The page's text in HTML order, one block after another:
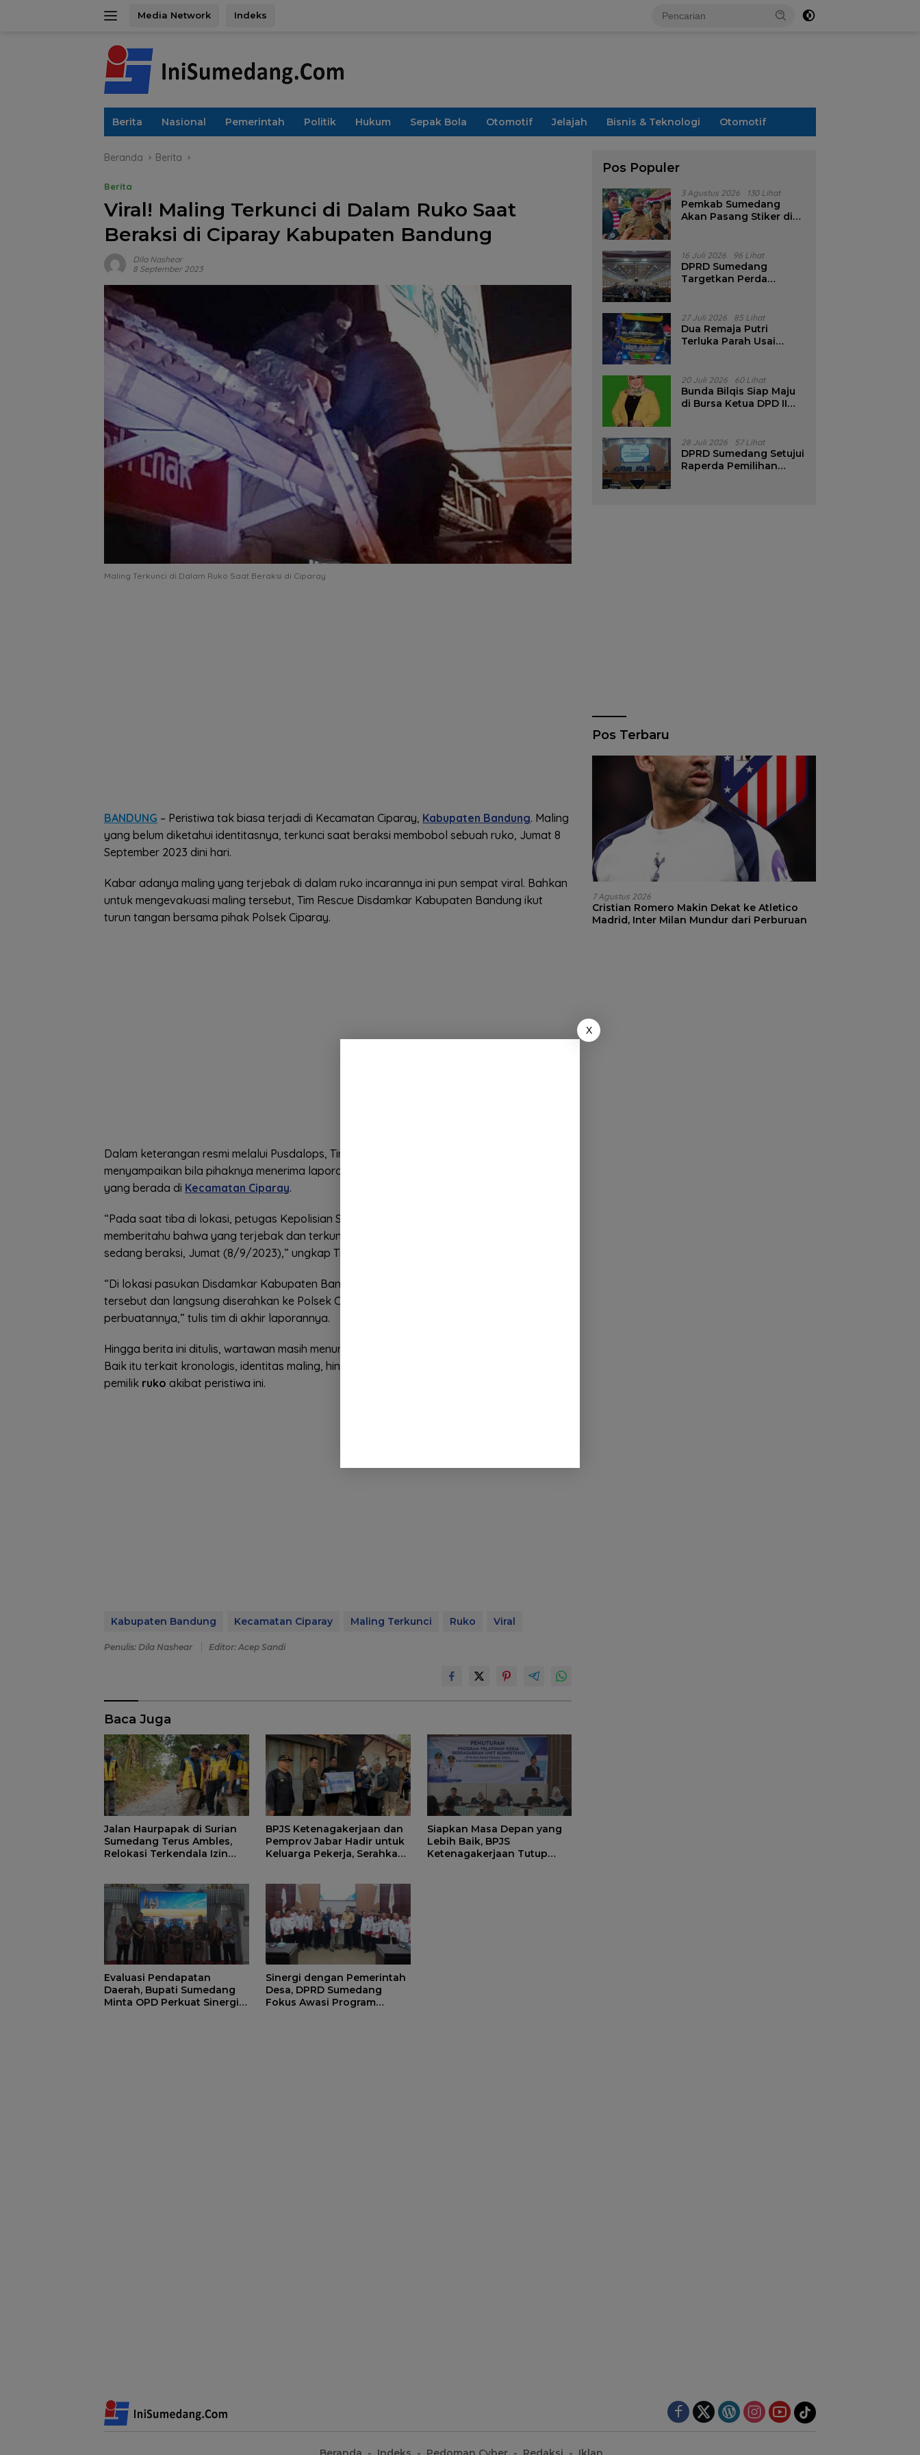
Media Network Indeks
Berita Nasional Pemerintah Politik Hukum Sepak Bola Otomotif Jelajah Bisnis & Teknologi Otomotif
Beranda Berita
Berita
Viral! Maling Terkunci di Dalam Ruko Saat
Beraksi di Ciparay Kabupaten Bandung
Dila Nashear
8 September 2023
Maling Terkunci di Dalam Ruko Saat Beraksi di Ciparay
BANDUNG – Peristiwa tak biasa terjadi di Kecamatan Ciparay, Kabupaten Bandung. Maling
yang belum diketahui identitasnya, terkunci saat beraksi membobol sebuah ruko, Jumat 8
September 2023 dini hari.
Kabar adanya maling yang terjebak di dalam ruko incarannya ini pun sempat viral. Bahkan
untuk mengevakuasi maling tersebut, Tim Rescue Disdamkar Kabupaten Bandung ikut
turun tangan bersama pihak Polsek Ciparay.
Dalam keterangan resmi melalui Pusdalops, Tim Recue Disdamkar Kabupaten Bandung
menyampaikan bila pihaknya menerima laporan adanya orang terjebak di sebuah ruko
yang berada di Kecamatan Ciparay.
“Pada saat tiba di lokasi, petugas Kepolisian Sektor (Polsek) Ciparay (Polresta Bandung)
memberitahu bahwa yang terjebak dan terkunci di ruko adalah seorang maling yang
sedang beraksi, Jumat (8/9/2023),” ungkap Tim kepada wartawan.
“Di lokasi pasukan Disdamkar Kabupaten Bandung langsung mengevakuasi
tersebut dan langsung diserahkan ke Polsek Ciparay. Guna mempertanggung jawabkan
perbuatannya,” tulis tim di akhir laporannya.
Hingga berita ini ditulis, wartawan masih menunggu konfirmasi resmi dari Polsek Ciparay.
Baik itu terkait kronologis, identitas maling, hingga ada tidaknya kerugian yang dialami
pemilik ruko akibat peristiwa ini.
Kabupaten Bandung Kecamatan Ciparay Maling Terkunci Ruko Viral
Penulis: Dila Nashear Editor: Acep Sandi
Baca Juga
Jalan Haurpapak di Surian
Sumedang Terus Ambles,
Relokasi Terkendala Izin
BPJS Ketenagakerjaan dan
Pemprov Jabar Hadir untuk
Keluarga Pekerja, Serahkan
Siapkan Masa Depan yang
Lebih Baik, BPJS
Ketenagakerjaan Tutup
Evaluasi Pendapatan
Daerah, Bupati Sumedang
Minta OPD Perkuat Sinergi
Sinergi dengan Pemerintah
Desa, DPRD Sumedang
Fokus Awasi Program
Pos Populer
3 Agustus 2026 130 Lihat
Pemkab Sumedang
Akan Pasang Stiker di
16 Juli 2026 96 Lihat
DPRD Sumedang
Targetkan Perda
Pencalonan Diperjelas
27 Juli 2026 85 Lihat
Dua Remaja Putri
Terluka Parah Usai
Tanjungsari Sumedang
20 Juli 2026 60 Lihat
Bunda Bilqis Siap Maju
di Bursa Ketua DPD II
28 Juli 2026 57 Lihat
DPRD Sumedang Setujui
Raperda Pemilihan
Pos Terbaru
7 Agustus 2026
Cristian Romero Makin Dekat ke Atletico
Madrid, Inter Milan Mundur dari Perburuan
X